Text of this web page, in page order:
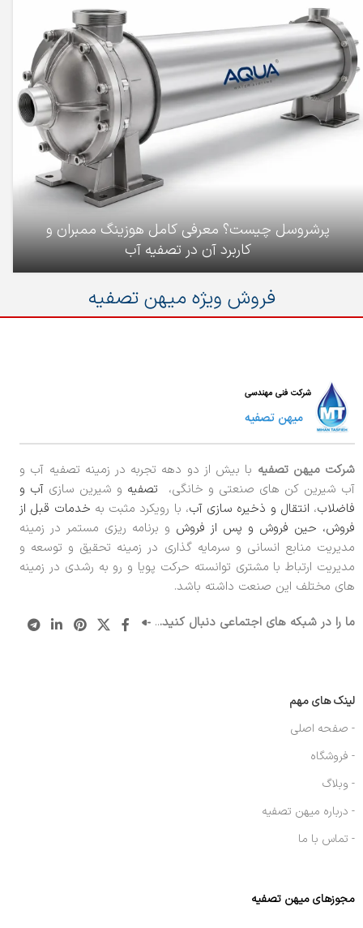
پرشروسل چیست؟ معرفی کامل هوزینگ ممبران و
کاربرد آن در تصفیه آب
فروش ویژه میهن تصفیه
شرکت میهن تصفیه با بیش از دو دهه تجربه در زمینه تصفیه آب و
آب شیرین کن های صنعتی و خانگی،
تصفیه و شیرین سازی آب و
فاضلاب، انتقال و ذخیره سازی آب، با رویکرد مثبت به خدمات قبل از
فروش، حین فروش و پس از فروش و برنامه ریزی مستمر در زمینه
مدیریت منابع انسانی و سرمایه گذاری در زمینه تحقیق و توسعه و
مدیریت ارتباط با مشتری توانسته حرکت پویا و رو به رشدی در زمینه
های مختلف این صنعت داشته باشد.
ما را در شبکه های اجتماعی دنبال کنید...
لینک های مهم
- صفحه اصلی
- فروشگاه
- وبلاگ
- درباره میهن تصفیه
- تماس با ما
مجوزهای میهن تصفیه